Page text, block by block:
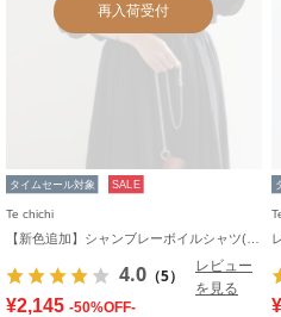
再入荷受付
タイムセール対象 SALE
Te chichi
4.0 （5）
レビュー
を見る
¥2,145 -50%OFF-